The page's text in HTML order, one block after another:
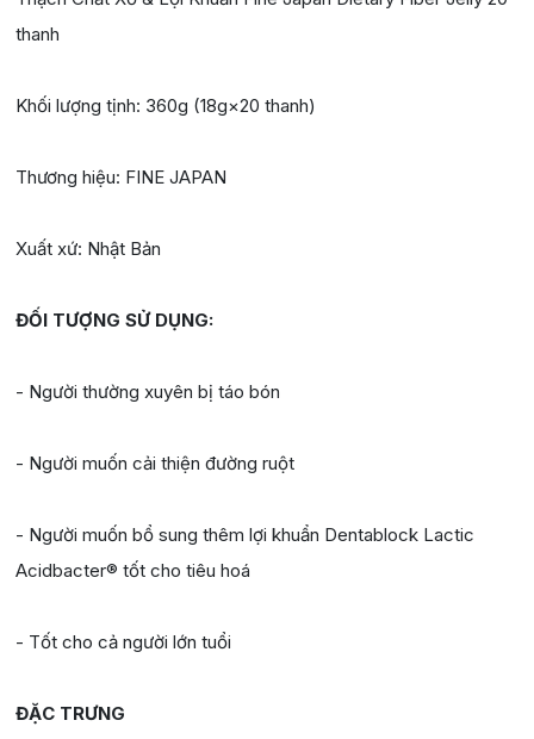
thanh
Khối lượng tịnh: 360g (18g×20 thanh)
Thương hiệu: FINE JAPAN
Xuất xứ: Nhật Bản
ĐỐI TƯỢNG SỬ DỤNG:
- Người thường xuyên bị táo bón
- Người muốn cải thiện đường ruột
- Người muốn bổ sung thêm lợi khuẩn Dentablock Lactic
Acidbacter® tốt cho tiêu hoá
- Tốt cho cả người lớn tuổi
ĐẶC TRƯNG